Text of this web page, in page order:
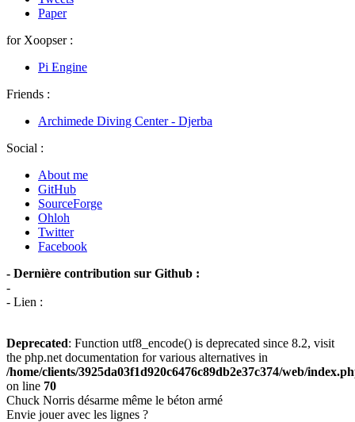
Paper
for Xoopser :
Pi Engine
Friends :
Archimede Diving Center - Djerba
Social :
About me
GitHub
SourceForge
Ohloh
Twitter
Facebook
- Dernière contribution sur Github :
-
- Lien :
Deprecated: Function utf8_encode() is deprecated since 8.2, visit
the php.net documentation for various alternatives in
/home/clients/3925da03f1d920c6476c89db2e37c374/web/
on line 70
Chuck Norris désarme même le béton armé
Envie jouer avec les lignes ?